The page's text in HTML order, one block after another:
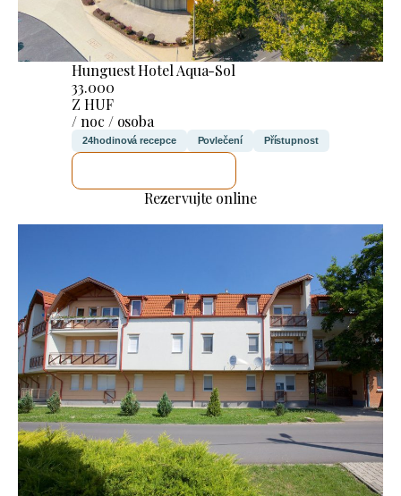
Hunguest Hotel Aqua-Sol
33.000
Z HUF
/ noc / osoba
24hodinová recepce Povlečení Přístupnost
Rezervujte online